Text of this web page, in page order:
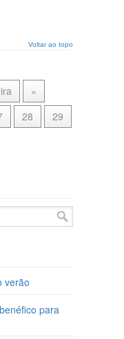
Voltar ao topo
«
28
29
verão
para